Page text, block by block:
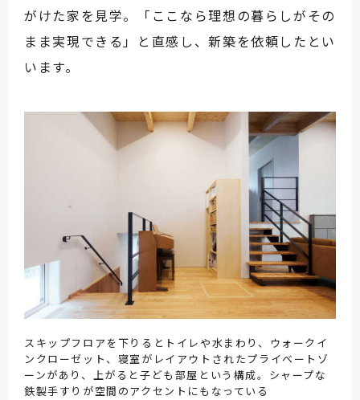
がけた家を見学。「ここなら理想の暮らしがその
まま実現できる」と直感し、新築を依頼したとい
います。
スキップフロアを下りるとトイレや水まわり、ウォークイ
ンクローゼット、寝室がレイアウトされたプライベートゾ
ーンがあり、上がると子ども部屋という構成。シャープな
鉄製手すりが空間のアクセントにもなっている